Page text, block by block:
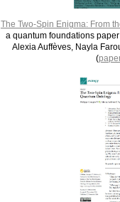
The Two-Spin Enigma: From
a quantum foundations
Alexia Auffèves, Nayla
(